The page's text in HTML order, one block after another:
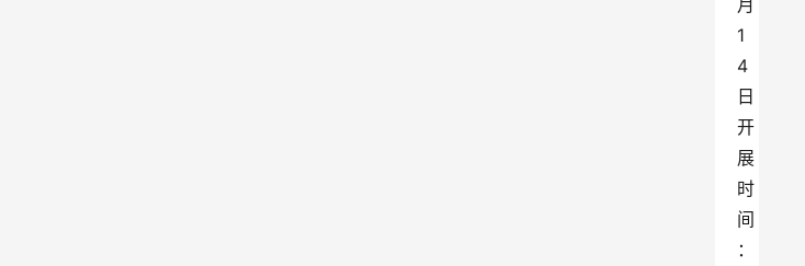
月
1
4
日
开
展
时
间
：